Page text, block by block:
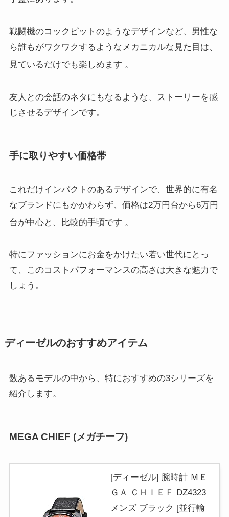
戦闘機のコックピットのようなデザインなど、男性な
ら誰もがワクワクするようなメカニカルな見た目は、
見ているだけでも楽しめます 。
友人との会話のネタにもなるような、ストーリーを感
じさせるデザインです。
手に取りやすい価格帯
これだけインパクトのあるデザインで、世界的に有名
なブランドにもかかわらず、価格は2万円台から6万円
台が中心と、比較的手頃です 。
特にファッションにお金をかけたい若い世代にとっ
て、このコストパフォーマンスの高さは大きな魅力で
しょう。
ディーゼルのおすすめアイテム
数あるモデルの中から、特におすすめの3シリーズを
紹介します。
MEGA CHIEF (メガチーフ)
[ディーゼル] 腕時計 ＭＥ
ＧＡ ＣＨＩＥＦ DZ4323
メンズ ブラック [並行輸